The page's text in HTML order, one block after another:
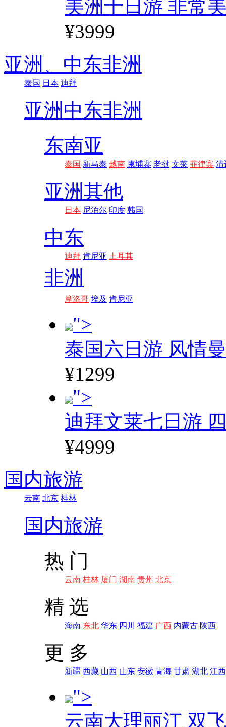
美洲十日游 非常
¥3999
亚洲、 中东非洲
泰国 日本 迪拜
亚洲 中东非洲
东南亚
泰国 新马泰 越南 柬埔寨 老挝 文莱 菲律宾 清
亚洲其他
日本 尼泊尔 印度 韩国
中东
迪拜 肯尼亚 土耳其
非洲
摩洛哥 埃及 肯尼亚
">
泰国六日游 风情
¥1299
">
迪拜文莱七日游
¥4999
国内旅游
云南 北京 桂林
国内旅游
热 门
云南 桂林 厦门 湖南 贵州 北京
精 选
海南 东北 华东 四川 福建 广西 内蒙古 陕西
更 多
新疆 西藏 山西 山东 安徽 青海 甘肃 湖北 江西
">
云南大理丽江 双